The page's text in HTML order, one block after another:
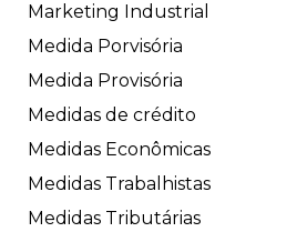
Marketing Industrial
Medida Porvisória
Medida Provisória
Medidas de crédito
Medidas Econômicas
Medidas Trabalhistas
Medidas Tributárias